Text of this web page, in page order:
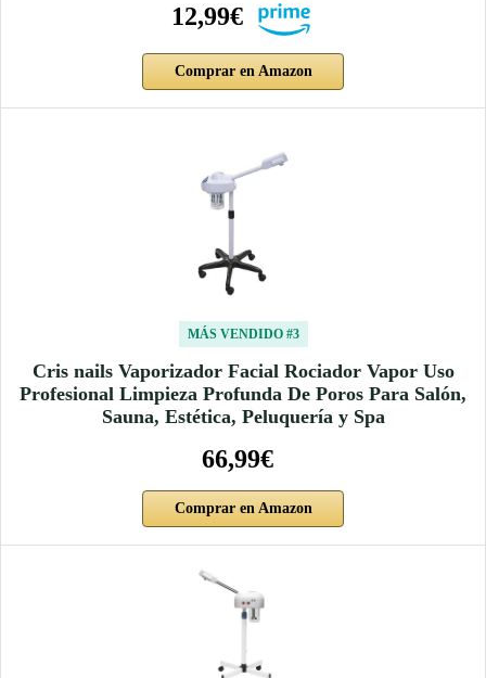
12,99€
Comprar en Amazon
MÁS VENDIDO #3
Cris nails Vaporizador Facial Rociador Vapor Uso
Profesional Limpieza Profunda De Poros Para Salón,
Sauna, Estética, Peluquería y Spa
66,99€
Comprar en Amazon